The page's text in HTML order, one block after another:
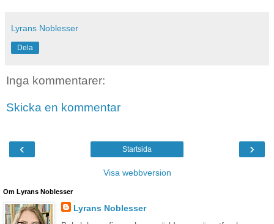
Lyrans Noblesser
Dela
Inga kommentarer:
Skicka en kommentar
‹ ›
Startsida
Visa webbversion
Om Lyrans Noblesser
Lyrans Noblesser